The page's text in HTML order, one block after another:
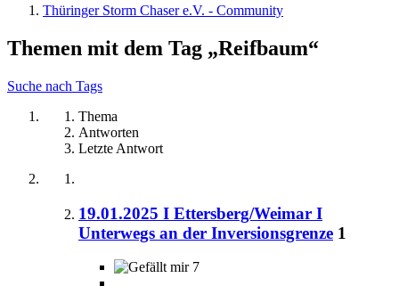
Thüringer Storm Chaser e.V. - Community
Themen mit dem Tag „Reifbaum“
Suche nach Tags
Thema
Antworten
Letzte Antwort
19.01.2025 I Ettersberg/Weimar I
Unterwegs an der Inversionsgrenze 1
7